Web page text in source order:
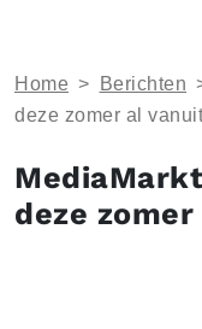
Home > Berichten
deze zomer al
deze